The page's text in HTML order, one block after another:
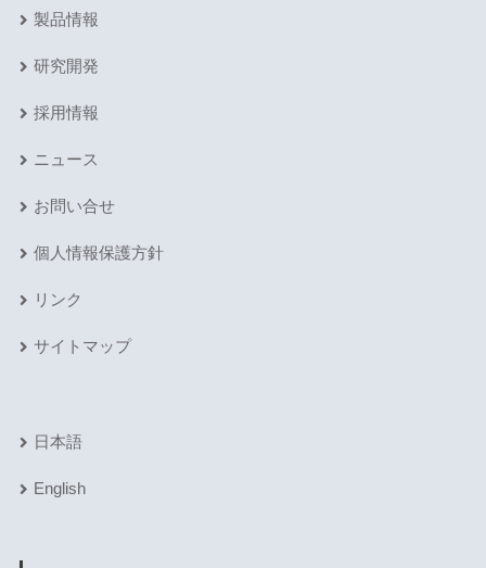
製品情報
研究開発
採用情報
ニュース
お問い合せ
個人情報保護方針
リンク
サイトマップ
日本語
English